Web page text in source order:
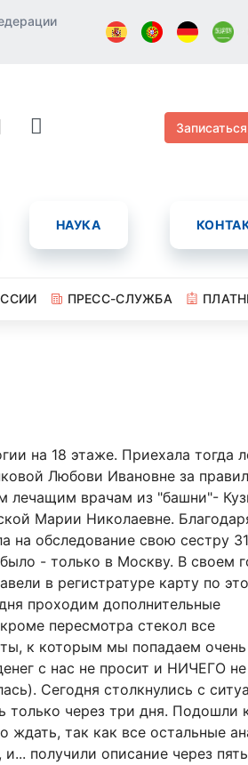
НАУКА
ПРЕСС-СЛУЖБА
на 18 этаже. Приехала тогда
Любови Ивановне за
лечащим врачам из "башни"-
Марии Николаевне.
на обследование свою сестру
- только в Москву. В своем
в регистратуре карту по
проходим дополнительные
пересмотра стекол все
к которым мы попадаем очень
с нас не просит и НИЧЕГО не
Сегодня столкнулись с
только через три дня. Подошли
так как все остальные
получили описание через